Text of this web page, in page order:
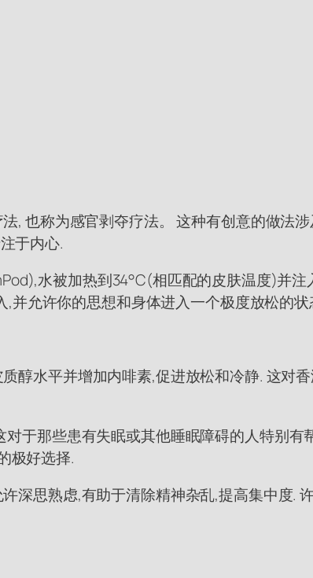
, 也称为感官剥夺疗法。 这种有创意的做法
于内心.
水被加热到34°C(相匹配的皮肤温度)并注
并允许你的思想和身体进入一个极度放松的状
醇水平并增加内啡素,促进放松和冷静. 这对
于那些患有失眠或其他睡眠障碍的人特别有
极好选择.
深思熟虑,有助于清除精神杂乱,提高集中度.